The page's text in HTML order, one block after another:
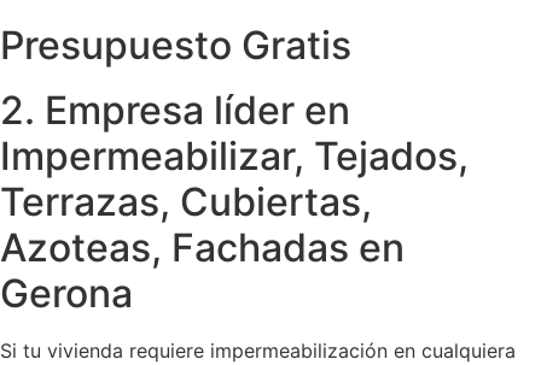
Presupuesto Gratis
2. Empresa líder en
Impermeabilizar, Tejados,
Terrazas, Cubiertas,
Azoteas, Fachadas en
Gerona
Si tu vivienda requiere impermeabilización en cualquiera